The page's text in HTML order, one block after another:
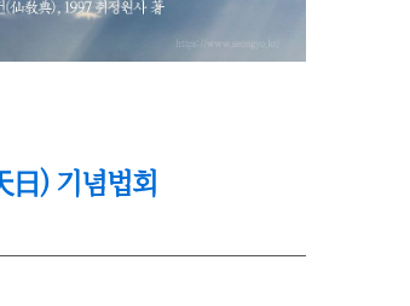
日) 기념법회